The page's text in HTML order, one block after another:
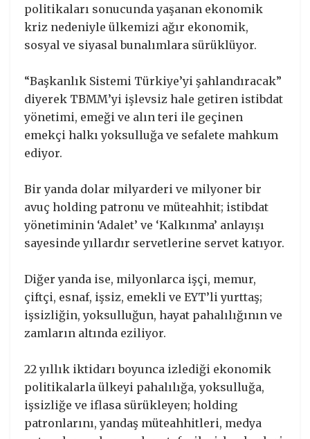
politikaları sonucunda yaşanan ekonomik
kriz nedeniyle ülkemizi ağır ekonomik,
sosyal ve siyasal bunalımlara sürüklüyor.
“Başkanlık Sistemi Türkiye’yi şahlandıracak”
diyerek TBMM’yi işlevsiz hale getiren istibdat
yönetimi, emeği ve alın teri ile geçinen
emekçi halkı yoksulluğa ve sefalete mahkum
ediyor.
Bir yanda dolar milyarderi ve milyoner bir
avuç holding patronu ve müteahhit; istibdat
yönetiminin ‘Adalet’ ve ‘Kalkınma’ anlayışı
sayesinde yıllardır servetlerine servet katıyor.
Diğer yanda ise, milyonlarca işçi, memur,
çiftçi, esnaf, işsiz, emekli ve EYT’li yurttaş;
işsizliğin, yoksulluğun, hayat pahalılığının ve
zamların altında eziliyor.
22 yıllık iktidarı boyunca izlediği ekonomik
politikalarla ülkeyi pahalılığa, yoksulluğa,
işsizliğe ve iflasa sürükleyen; holding
patronlarını, yandaş müteahhitleri, medya